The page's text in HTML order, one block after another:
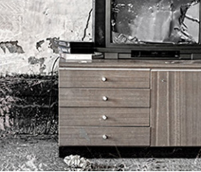
DESVALIJADOS – Algo
Sentir Mejor